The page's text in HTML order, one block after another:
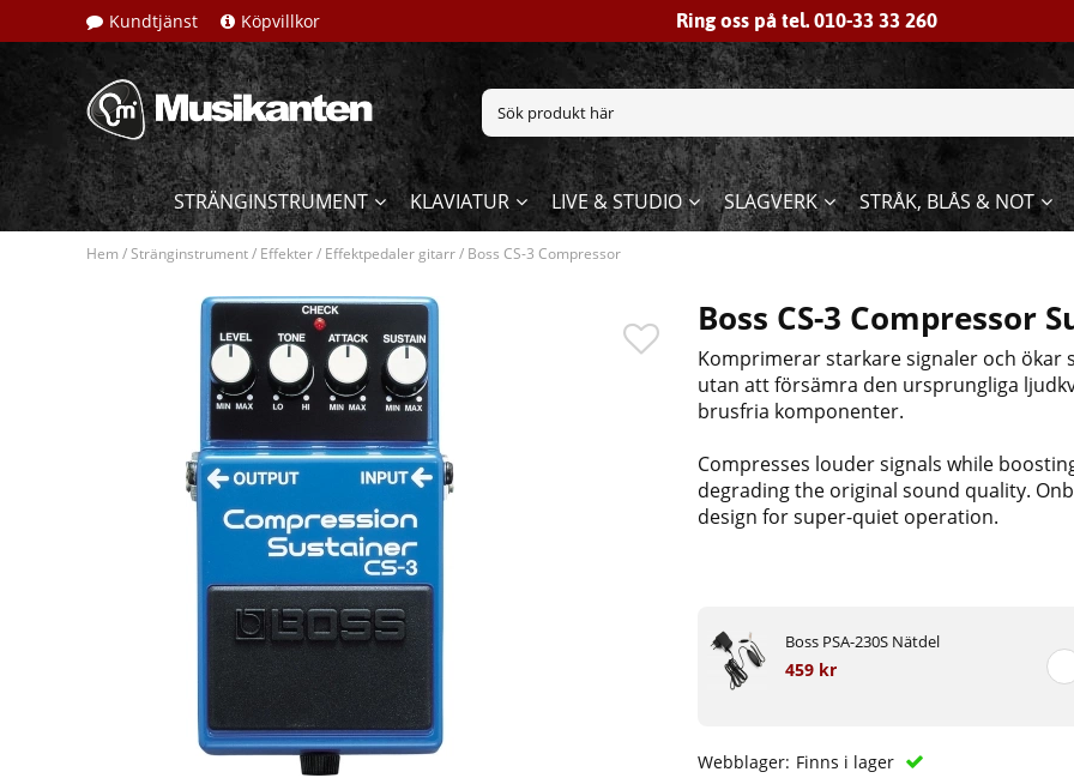
Kundtjänst Köpvillkor Ring oss på tel. 010-33 33 260
STRÄNGINSTRUMENT KLAVIATUR LIVE & STUDIO SLAGVERK STRÅK, BLÅS & NOT
Hem /Stränginstrument/ Effekter/ Effektpedaler gitarr/ Boss CS-3 Compressor
Boss CS-3 Compressor
Komprimerar starkare signaler och
utan att försämra den ursprungliga
brusfria komponenter.
Compresses louder signals while
degrading the original sound quality.
design for super-quiet operation.
Boss PSA-230S Nätdel
459 kr
Webblager: Finns i lager